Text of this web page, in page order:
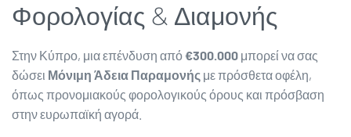
Φορολογίας & Διαμονής
Στην Κύπρο, μια επένδυση από€300.000 μπορεί να σας
δώσει Μόνιμη Άδεια Παραμονής με πρόσθετα οφέλη,
όπως προνομιακούς φορολογικούς όρους και πρόσβαση
στην ευρωπαϊκή αγορά.